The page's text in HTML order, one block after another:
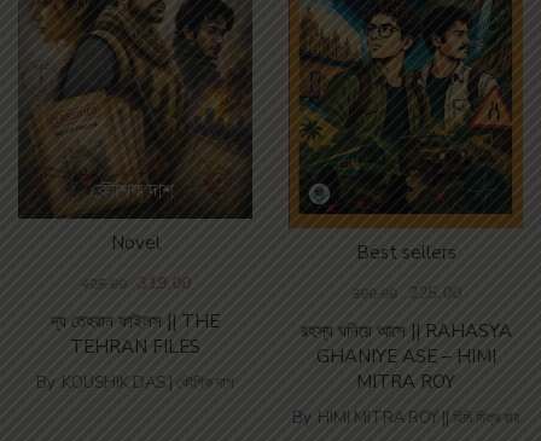
দ্য তেহরান ফাইলস || THE
TEHRAN FILES
Novel
425.00 319.00
By KOUSHIK DAS | কৌশিক দাশ
রহস্য ঘনিয়ে আসে || RAHASYA
GHANIYE ASE – HIMI
MITRA ROY
Best sellers
300.00 225.00
By HIMI MITRA ROY || হিমি মিত্র রায়